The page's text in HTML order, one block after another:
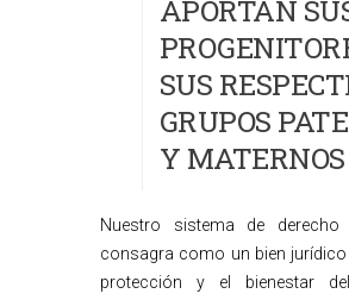
APORTAN
SUS
GRUPOS
Y MATERNOS
Nuestro sistema de
consagra como un bien
protección y el bienestar